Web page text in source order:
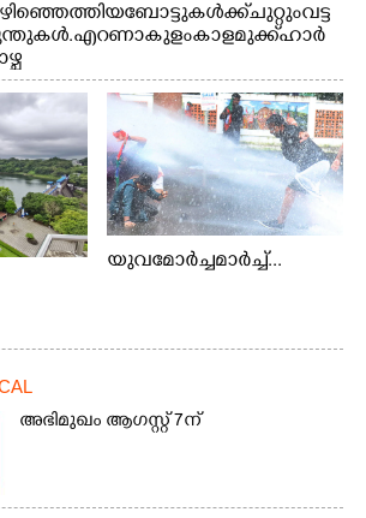
ബോട്ടുകൾക്ക് ചുറ്റും വട്ട
എറണാകുളം കാളമുക്ക് ഹാർ
യുവമോർച്ചമാർച്ച്...
അഭിമുഖം ആഗസ്റ്റ് 7ന്